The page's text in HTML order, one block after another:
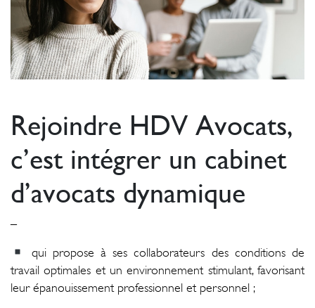
Rejoindre HDV Avocats,
c’est intégrer un cabinet
d’avocats dynamique
–
qui propose à ses collaborateurs des conditions de
travail optimales et un environnement stimulant, favorisant
leur épanouissement professionnel et personnel ;